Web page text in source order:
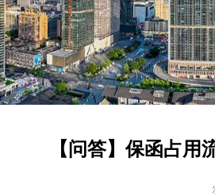
【问答】保函占